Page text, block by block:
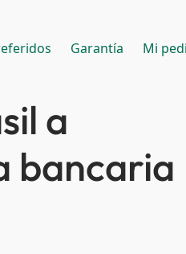
Garantía Mi
a
bancaria